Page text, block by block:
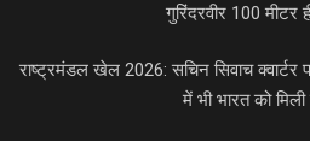
गुरिंदरवीर 100 मीटर
राष्ट्रमंडल खेल 2026: सचिन सिवाच
में भी भारत को